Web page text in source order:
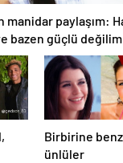
manidar paylaşım:
bazen güçlü değilim
Birbirine
ünlüler